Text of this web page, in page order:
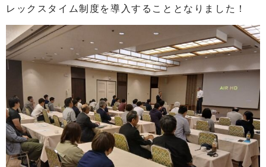
レックスタイム制度を導入することとなりました！